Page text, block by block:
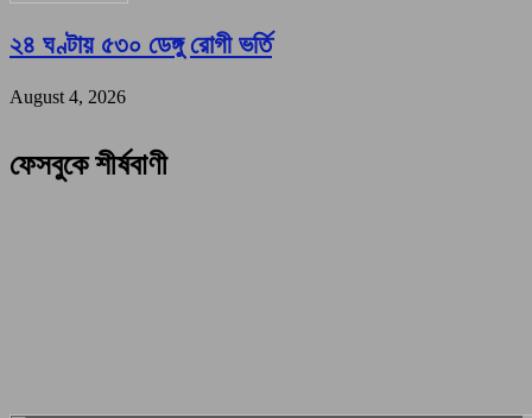
২৪ ঘণ্টায় ৫৩০ ডেঙ্গু রোগী ভর্তি
August 4, 2026
ফেসবুকে শীর্ষবাণী